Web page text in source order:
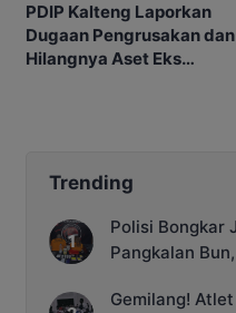
PDIP Kalteng Laporkan
Dugaan Pengrusakan dan
Hilangnya Aset Eks
Trending
Polisi Bongkar
Pangkalan
Gemilang!